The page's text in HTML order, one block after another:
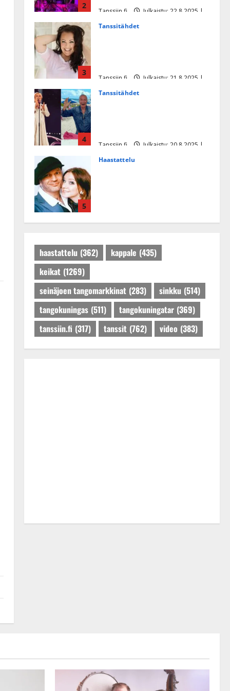
2
Tanssiin.fi
Julkaistu: 22.8.2025 |
3
Tanssitähdet
Tanssiin.fi
Julkaistu: 21.8.2025 |
4
Tanssitähdet
Tanssiin.fi
Julkaistu: 20.8.2025 |
5
Haastattelu
Tanssiin.fi
Julkaistu: 27.4.2025 |
haastattelu (362) kappale (435)
keikat (1269)
seinäjoen tangomarkkinat (283) sinkku (514)
tangokuningas (511) tangokuningatar (369)
tanssiin.fi (317) tanssit (762) video (383)